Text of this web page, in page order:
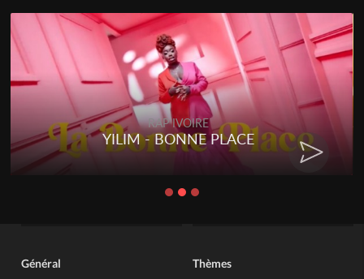
RAP IVOIRE
YILIM - BONNE PLACE
Général Thèmes